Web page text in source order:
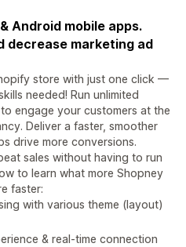
Android mobile apps.
decrease marketing ad
store with just one click —
needed! Run unlimited
engage your customers at the
Deliver a faster, smoother
drive more conversions.
sales without having to run
to learn what more Shopney
faster:
with various theme (layout)
& real-time connection